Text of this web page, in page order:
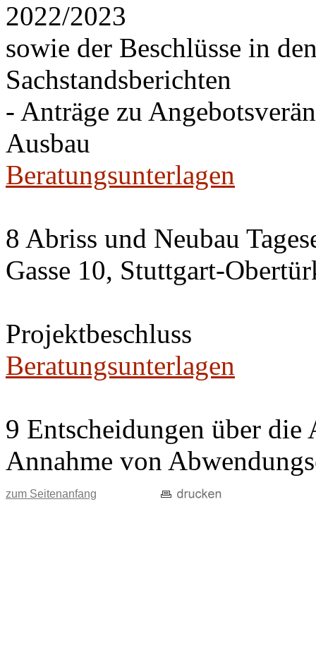
2022/2023
sowie der Beschlüsse in
Sachstandsberichten
- Anträge zu
Ausbau
Beratungsunterlagen
8 Abriss und Neubau
Gasse 10, Stuttgart-
Projektbeschluss
Beratungsunterlagen
9 Entscheidungen über
Annahme von
zum Seitenanfang